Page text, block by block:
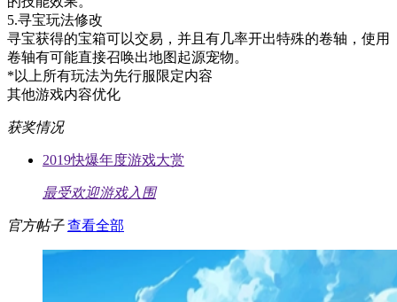
5.寻宝玩法修改
寻宝获得的宝箱可以交易，并且有几率开出特殊的卷轴，使用
卷轴有可能直接召唤出地图起源宠物。
*以上所有玩法为先行服限定内容
其他游戏内容优化
获奖情况
2019快爆年度游戏大赏
最受欢迎游戏入围
官方帖子 查看全部